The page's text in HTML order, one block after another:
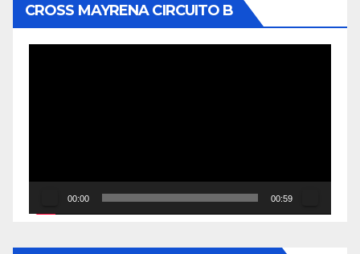
CROSS MAYRENA CIRCUITO B
00:00 00:59